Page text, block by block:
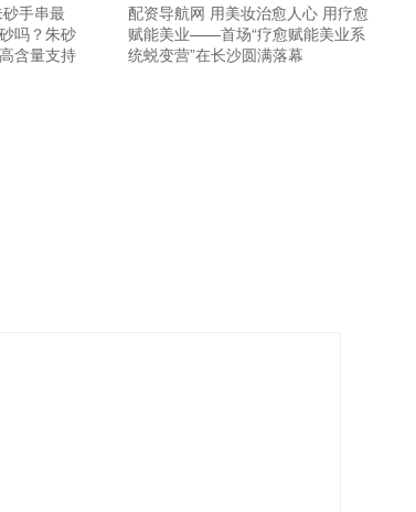
手串最
吗？朱砂
含量支持
配资导航网 用美妆治愈人心 用疗愈
赋能美业——首场“疗愈赋能美业系
统蜕变营”在长沙圆满落幕